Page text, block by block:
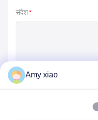
संदेश*
Amy xiao